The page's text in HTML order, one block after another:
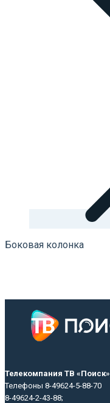
Боковая колонка
Телекомпания ТВ «Поиск»
Телефоны 8-49624-5-88-70
8-49624-2-43-88;